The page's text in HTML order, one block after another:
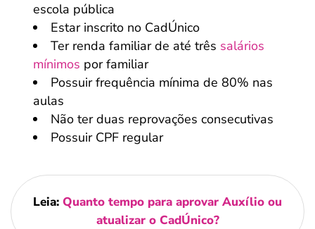
escola pública
Estar inscrito no CadÚnico
Ter renda familiar de até três salários
mínimos por familiar
Possuir frequência mínima de 80% nas
aulas
Não ter duas reprovações consecutivas
Possuir CPF regular
Leia: Quanto tempo para aprovar Auxílio ou
atualizar o CadÚnico?